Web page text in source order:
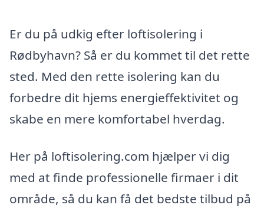
Er du på udkig efter loftisolering i
Rødbyhavn? Så er du kommet til det rette
sted. Med den rette isolering kan du
forbedre dit hjems energieffektivitet og
skabe en mere komfortabel hverdag.
Her på loftisolering.com hjælper vi dig
med at finde professionelle firmaer i dit
område, så du kan få det bedste tilbud på